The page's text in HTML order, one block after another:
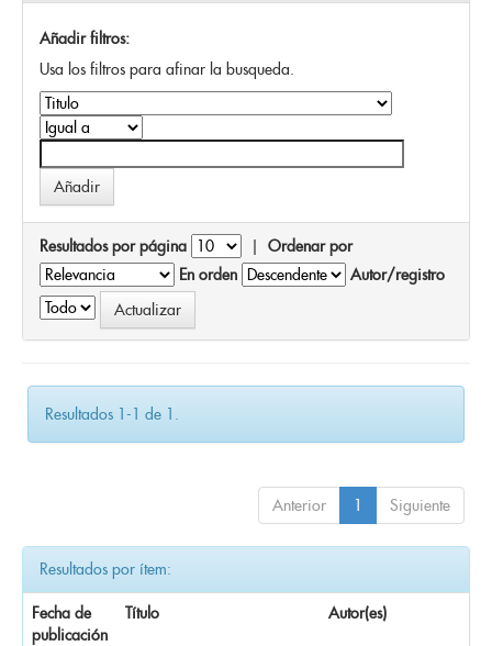
Añadir filtros:
Usa los filtros para afinar la busqueda.
Resultados por página | Ordenar por
En orden
Autor/registro
Resultados 1-1 de 1.
Anterior 1 Siguiente
Resultados por ítem:
Fecha de
publicación
Título Autor(es)